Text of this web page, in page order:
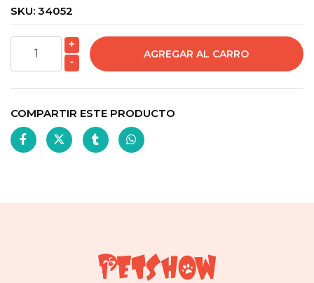
SKU: 34052
+
-
COMPARTIR ESTE PRODUCTO